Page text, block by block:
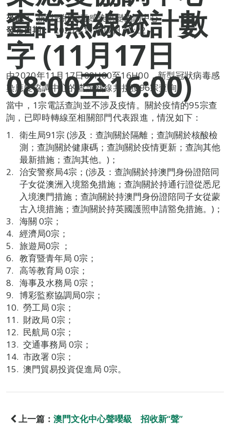
查詢熱線統計數
字 (11月17日
08:00至16:00)
來源： 新型冠狀病毒感染應變協調中心
發布日期： 2020年11月17日 17:22
由2020年11月17日08H00至16H00，新型冠狀病毒感
染應變協調中心的查詢熱線共接獲96宗查詢。
當中，1宗電話查詢並不涉及疫情。關於疫情的95宗查
詢，已即時轉線至相關部門代表跟進，情況如下：
衛生局91宗 (涉及：查詢關於隔離；查詢關於核酸檢
測；查詢關於健康碼；查詢關於疫情更新；查詢其他
最新措施；查詢其他。)；
治安警察局4宗；(涉及：查詢關於持澳門身份證陪同
子女從澳洲入境豁免措施；查詢關於持通行證從悉尼
入境澳門措施；查詢關於持澳門身份證陪同子女從蒙
古入境措施；查詢關於持英國護照申請豁免措施。)；
海關 0宗；
經濟局0宗；
旅遊局0宗 ；
教育暨青年局 0宗；
高等教育局 0宗；
海事及水務局 0宗；
博彩監察協調局0宗；
勞工局 0宗；
財政局 0宗；
民航局 0宗；
交通事務局 0宗；
市政署 0宗；
澳門貿易投資促進局 0宗。
上一篇： 澳門文化中心聲嚶級 招收新“聲”